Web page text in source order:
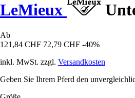
LeMieux
Ab
121,84 CHF 72,79 CHF -40%
inkl. MwSt. zzgl. Versandkosten
Geben Sie Ihrem Pferd den